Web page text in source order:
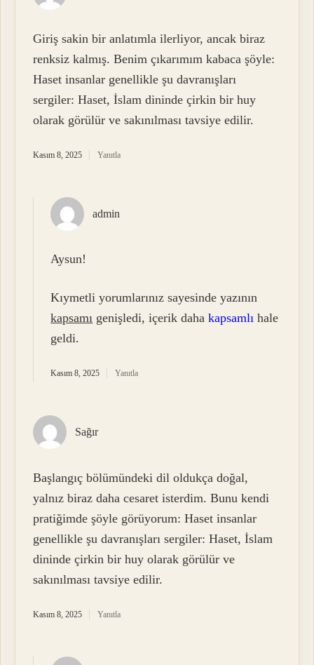
Giriş sakin bir anlatımla ilerliyor, ancak biraz
renksiz kalmış. Benim çıkarımım kabaca şöyle:
Haset insanlar genellikle şu davranışları
sergiler: Haset, İslam dininde çirkin bir huy
olarak görülür ve sakınılması tavsiye edilir.
Kasım 8, 2025 Yanıtla
admin
Aysun!
Kıymetli yorumlarınız sayesinde yazının
kapsamı genişledi, içerik dahakapsamlı hale
geldi.
Kasım 8, 2025 Yanıtla
Sağır
Başlangıç bölümündeki dil oldukça doğal,
yalnız biraz daha cesaret isterdim. Bunu kendi
pratiğimde şöyle görüyorum: Haset insanlar
genellikle şu davranışları sergiler: Haset, İslam
dininde çirkin bir huy olarak görülür ve
sakınılması tavsiye edilir.
Kasım 8, 2025 Yanıtla